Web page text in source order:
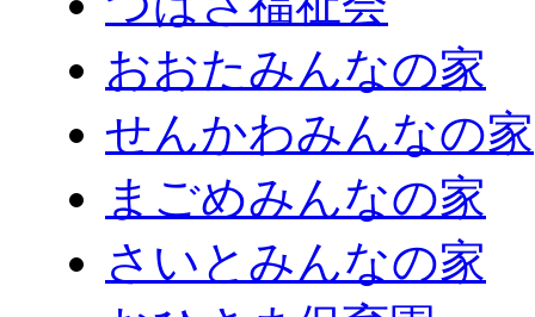
おおたみんなの家
せんかわみんなの家
まごめみんなの家
さいとみんなの家